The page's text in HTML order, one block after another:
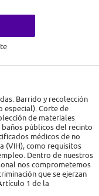
Barrido y recolección
especial). Corte de
de materiales
públicos del recinto
médicos de no
(VIH), como requisitos
Dentro de nuestros
nos comprometemos
que se ejerzan
1 de la